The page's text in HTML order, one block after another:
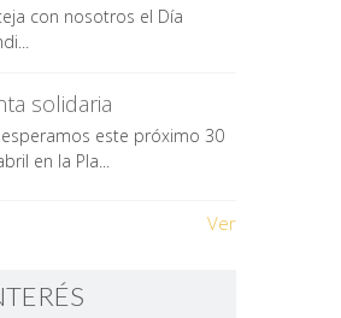
con nosotros el Día
solidaria
esperamos este próximo 30
en la Pla...
Ver